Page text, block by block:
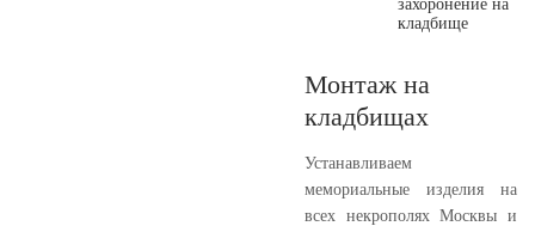
Монтаж на
кладбищах
Устанавливаем
мемориальные изделия на
всех некрополях Москвы и